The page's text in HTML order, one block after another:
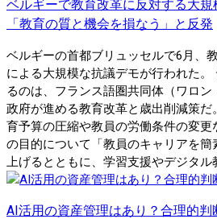
ベルギーで教育改革に反対する大
「教育の質と機会を損なう」と反発
ベルギーの首都ブリュッセルで6月、
による大規模な抗議デモが行われた
るのは、フランス語圏共同体（ワロ
政府が進める教育改革と歳出削減策
育予算の圧縮や教員の労働条件の変更
の目的について「教員のキャリアを簡
上げるとともに、学習支援やデジタル
AI活用の資産管理はあり？合理的判